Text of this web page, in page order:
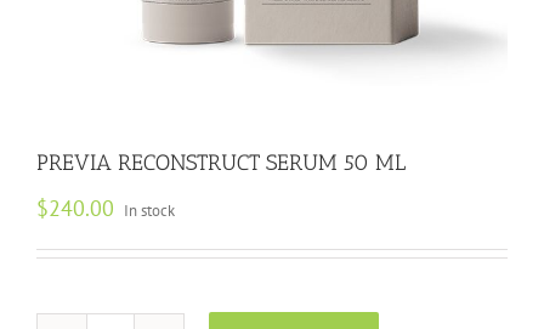
PREVIA RECONSTRUCT SERUM 50 ML
$240.00 In stock